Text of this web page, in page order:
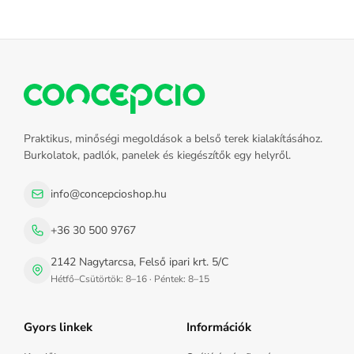
Praktikus, minőségi megoldások a belső terek kialakításához.
Burkolatok, padlók, panelek és kiegészítők egy helyről.
info@concepcioshop.hu
+36 30 500 9767
2142 Nagytarcsa, Felső ipari krt. 5/C
Hétfő–Csütörtök: 8–16 · Péntek: 8–15
Gyors linkek Információk